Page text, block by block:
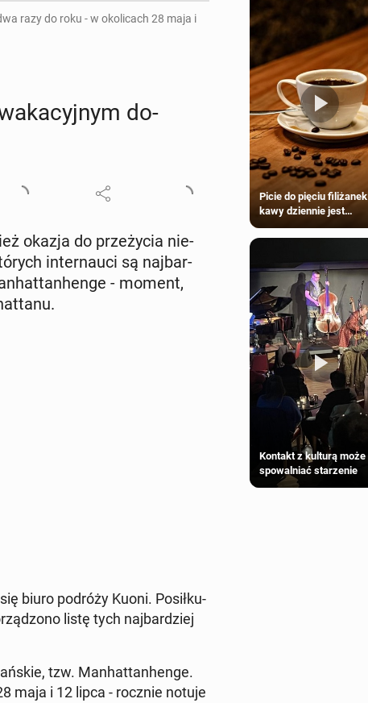
razy do roku - w okolicach 28 maja i
do­
okazja do prze­ży­cia nie­
in­ter­nau­ci są naj­bar­
- moment,
biuro podróży Kuoni. Po­sił­ku­
listę tych naj­bar­dziej
tzw. Man­hat­tan­hen­ge.
maja i 12 lipca - rocznie notuje
Picie do pięciu filiżanek
kawy dziennie jest
większości dorosłych
Kontakt z kulturą może
spowalniać starzenie